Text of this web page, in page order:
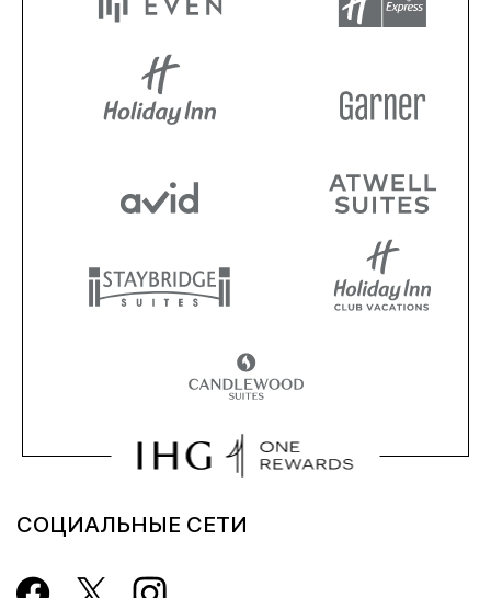
СОЦИАЛЬНЫЕ СЕТИ